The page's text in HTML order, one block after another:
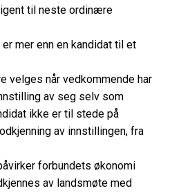
til neste ordinære
mer enn en kandidat til et
velges når vedkommende har
av seg selv som
ikke er til stede på
av innstillingen, fra
forbundets økonomi
av landsmøte med